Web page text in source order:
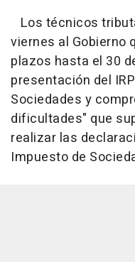
Los técnicos
viernes al Gobierno
plazos hasta el 30
presentación del
Sociedades y
dificultades" que
realizar las
Impuesto de